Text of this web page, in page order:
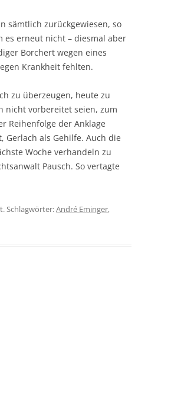
sämtlich zurückgewiesen, so
es erneut nicht – diesmal aber
Borchert wegen eines
Krankheit fehlten.
zu überzeugen, heute zu
nicht vorbereitet seien, zum
Reihenfolge der Anklage
Gerlach als Gehilfe. Auch die
Woche verhandeln zu
Pausch. So vertagte
Schlagwörter:André Eminger,